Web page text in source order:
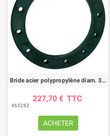
Bride acier polypropylène diam. 315mm
227,70 € TTC
46528Z
ACHETER